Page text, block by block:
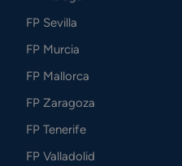
FP Sevilla
FP Murcia
FP Mallorca
FP Zaragoza
FP Tenerife
FP Valladolid